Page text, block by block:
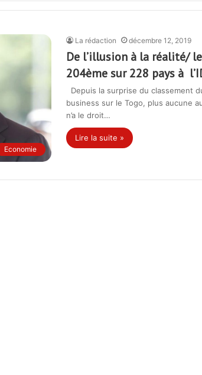
Economie
La rédaction décembre 12, 2019
De l’illusion à la réalité/
204ème sur 228 pays à
Depuis la surprise du classement
business sur le Togo, plus aucune
n’a le droit…
Lire la suite »